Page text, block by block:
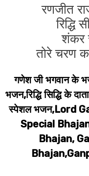
रणजीत
रिद्धि
शंकर
तोरे चरण
गणेश जी भगवान के
भजन,रिद्धि सिद्धि के
स्पेशल भजन,Lord
Special
Bhajan,